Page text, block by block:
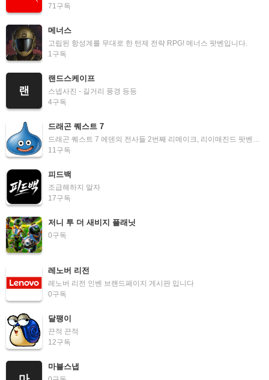
71구독
메너스
고립된 항성계를 무대로 한 턴제 전략 RPG! 메너스 팟벤입니다.
1구독
랜
랜드스케이프
스넵사진 - 길거리 풍경 등등
4구독
드래곤 퀘스트 7
드래곤 퀘스트 7 에덴의 전사들 2번째 리메이크, 리이매진드 팟벤입니다
11구독
피드백
조급해하지 말자
17구독
저니 투 더 새비지 플래닛
0구독
레노버 리전
레노버 리전 인벤 브랜드페이지 게시판 입니다
0구독
달팽이
끈적 끈적
12구독
마블스냅